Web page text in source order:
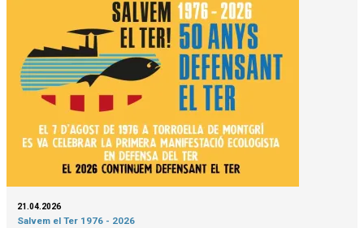
21.04.2026
Salvem el Ter 1976 - 2026